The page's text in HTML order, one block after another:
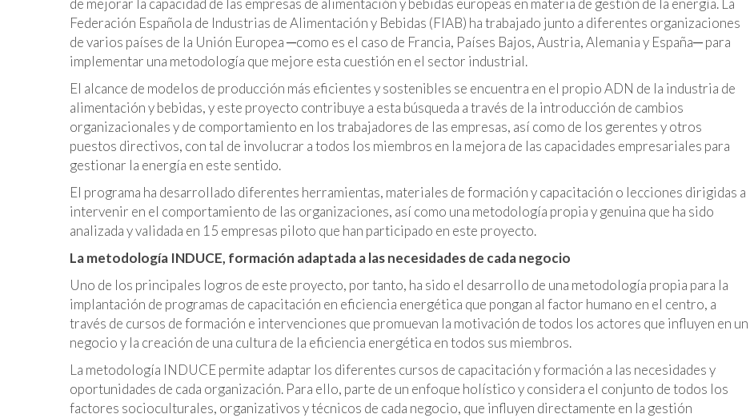
de mejorar la capacidad de las empresas de alimentación y bebidas europeas en materia de gestión de la energía. La
Federación Española de Industrias de Alimentación y Bebidas (FIAB) ha trabajado junto a diferentes organizaciones
de varios países de la Unión Europea ─como es el caso de Francia, Países Bajos, Austria, Alemania y España─ para
implementar una metodología que mejore esta cuestión en el sector industrial.
El alcance de modelos de producción más eficientes y sostenibles se encuentra en el propio ADN de la industria de
alimentación y bebidas, y este proyecto contribuye a esta búsqueda a través de la introducción de cambios
organizacionales y de comportamiento en los trabajadores de las empresas, así como de los gerentes y otros
puestos directivos, con tal de involucrar a todos los miembros en la mejora de las capacidades empresariales para
gestionar la energía en este sentido.
El programa ha desarrollado diferentes herramientas, materiales de formación y capacitación o lecciones dirigidas a
intervenir en el comportamiento de las organizaciones, así como una metodología propia y genuina que ha sido
analizada y validada en 15 empresas piloto que han participado en este proyecto.
La metodología INDUCE, formación adaptada a las necesidades de cada negocio
Uno de los principales logros de este proyecto, por tanto, ha sido el desarrollo de una metodología propia para la
implantación de programas de capacitación en eficiencia energética que pongan al factor humano en el centro, a
través de cursos de formación e intervenciones que promuevan la motivación de todos los actores que influyen en un
negocio y la creación de una cultura de la eficiencia energética en todos sus miembros.
La metodología INDUCE permite adaptar los diferentes cursos de capacitación y formación a las necesidades y
oportunidades de cada organización. Para ello, parte de un enfoque holístico y considera el conjunto de todos los
factores socioculturales, organizativos y técnicos de cada negocio, que influyen directamente en la gestión